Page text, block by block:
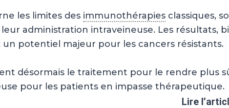
les limites des immunothérapies classiques,
administration intraveineuse. Les résultats,
potentiel majeur pour les cancers résistants.
désormais le traitement pour le rendre plus
pour les patients en impasse thérapeutique.
Lire